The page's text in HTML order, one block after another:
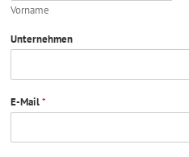
Vorname
Unternehmen
E-Mail*